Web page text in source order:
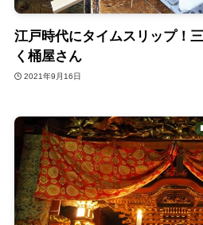
江戸時代にタイムスリップ！
く桶屋さん
2021年9月16日